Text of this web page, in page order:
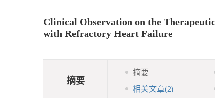
Clinical Observation on the
with Refractory Heart Failure
摘要
摘要
相关文章(2)